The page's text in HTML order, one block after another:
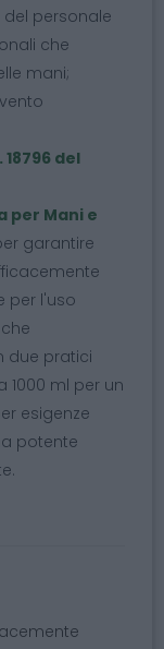
personale
che
mani;
del
per Mani e
garantire
per l'uso
due pratici
ml per un
esigenze
potente